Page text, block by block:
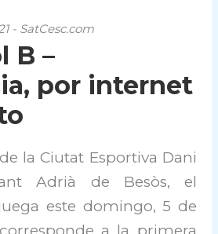
- SatCesc.com
B –
por internet
la Ciutat Esportiva Dani
Adrià de Besòs, el
este domingo, 5 de